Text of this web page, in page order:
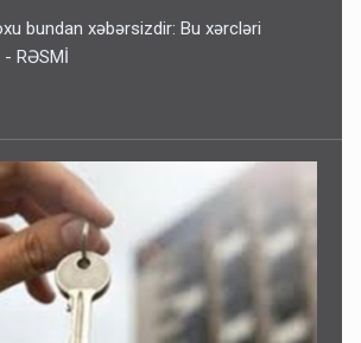
bundan xəbərsizdir: Bu xərcləri
- RƏSMİ